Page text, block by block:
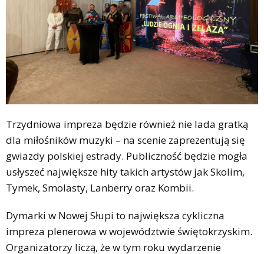
Trzydniowa impreza będzie również nie lada gratką
dla miłośników muzyki – na scenie zaprezentują się
gwiazdy polskiej estrady. Publiczność będzie mogła
usłyszeć największe hity takich artystów jak Skolim,
Tymek, Smolasty, Lanberry oraz Kombii.
Dymarki w Nowej Słupi to największa cykliczna
impreza plenerowa w województwie świętokrzyskim.
Organizatorzy liczą, że w tym roku wydarzenie